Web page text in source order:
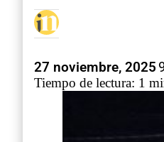
27 noviembre, 2025
Tiempo de lectura: 1